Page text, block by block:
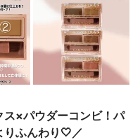
ス×パウダーコンビ！パ
ふんわり🤍／